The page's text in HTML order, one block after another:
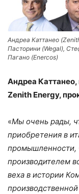
Андреа Каттанео
Пасторини (Wegal),
Пагано (Enercos)
Андреа
Zenith Energy,
«Мы очень рады,
приобретения в
промышленности,
производителем
веха в истории